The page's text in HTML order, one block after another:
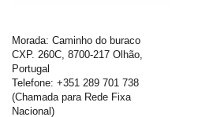
Morada: Caminho do buraco
CXP. 260C, 8700-217 Olhão,
Portugal
Telefone: +351 289 701 738
(Chamada para Rede Fixa
Nacional)